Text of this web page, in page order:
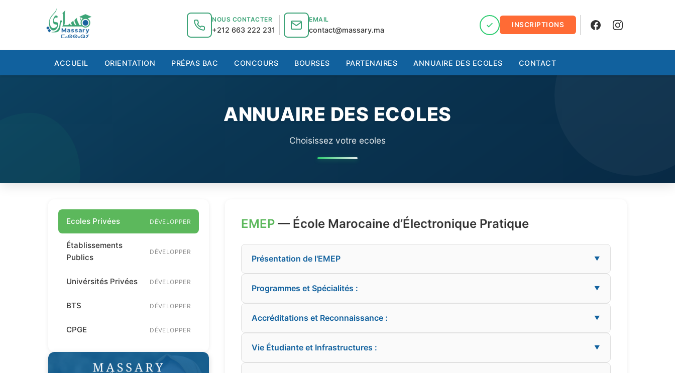
NOUS CONTACTER
+212 663 222 231
EMAIL
contact@massary.ma
INSCRIPTIONS
FacebookInstagram
ACCUEIL ORIENTATION PRÉPAS BAC CONCOURS BOURSES PARTENAIRES ANNUAIRE DES ECOLES CONTACT
ANNUAIRE DES ECOLES
Choisissez votre ecoles
Ecoles Privées DÉVELOPPER
Établissements
Publics
DÉVELOPPER
Univérsités Privées DÉVELOPPER
BTS DÉVELOPPER
CPGE DÉVELOPPER
EMEP — École Marocaine d’Électronique Pratique
Présentation de l'EMEP ▼
Programmes et Spécialités : ▼
Accréditations et Reconnaissance : ▼
Vie Étudiante et Infrastructures : ▼